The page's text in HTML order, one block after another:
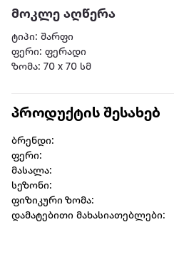
მოკლე აღწერა
ტიპი: შარფი
ფერი: ფერადი
ზომა: 70 x 70 სმ
პროდუქტის შესახებ
ბრენდი:
ფერი:
მასალა:
სეზონი:
ფიზიკური ზომა:
დამატებითი მახასიათებლები: